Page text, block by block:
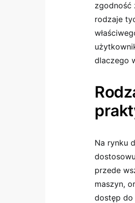
zgodność
rodzaje
dlaczego
Na rynku
przede
maszyn,
dostęp do